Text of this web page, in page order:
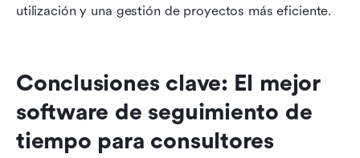
utilización y una gestión de proyectos más eficiente.
Conclusiones clave: El mejor
software de seguimiento de
tiempo para consultores
Lectura relacionada